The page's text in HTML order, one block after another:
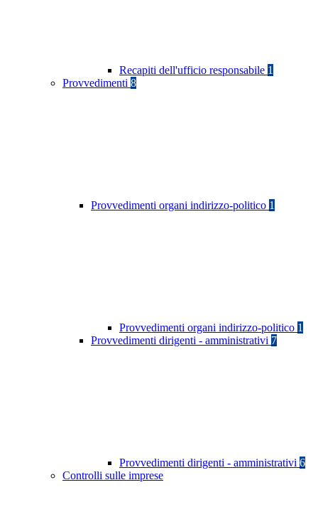
Recapiti dell'ufficio responsabile 1
Provvedimenti 8
Provvedimenti organi indirizzo-politico 1
Provvedimenti organi indirizzo-politico 1
Provvedimenti dirigenti - amministrativi 7
Provvedimenti dirigenti - amministrativi 6
Controlli sulle imprese